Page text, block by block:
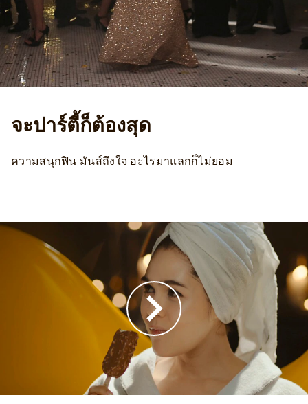
จะปาร์ตี้ก็ต้องสุด
ความสนุกฟิน มันส์ถึงใจ อะไรมาแลกก็ไม่ยอม